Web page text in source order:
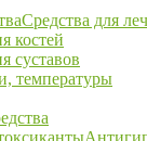
Средства для
костей
суставов
температуры